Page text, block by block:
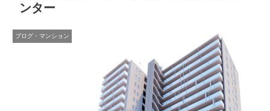
ンター
ブログ・マンション